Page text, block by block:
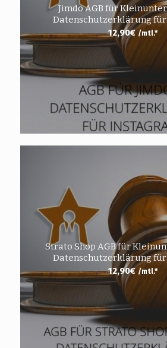
Jimdo AGB für
Datenschutzerklärung
12,90€ /mtl.*
Strato Shop AGB für
Datenschutzerklärung
12,90€ /mtl.*